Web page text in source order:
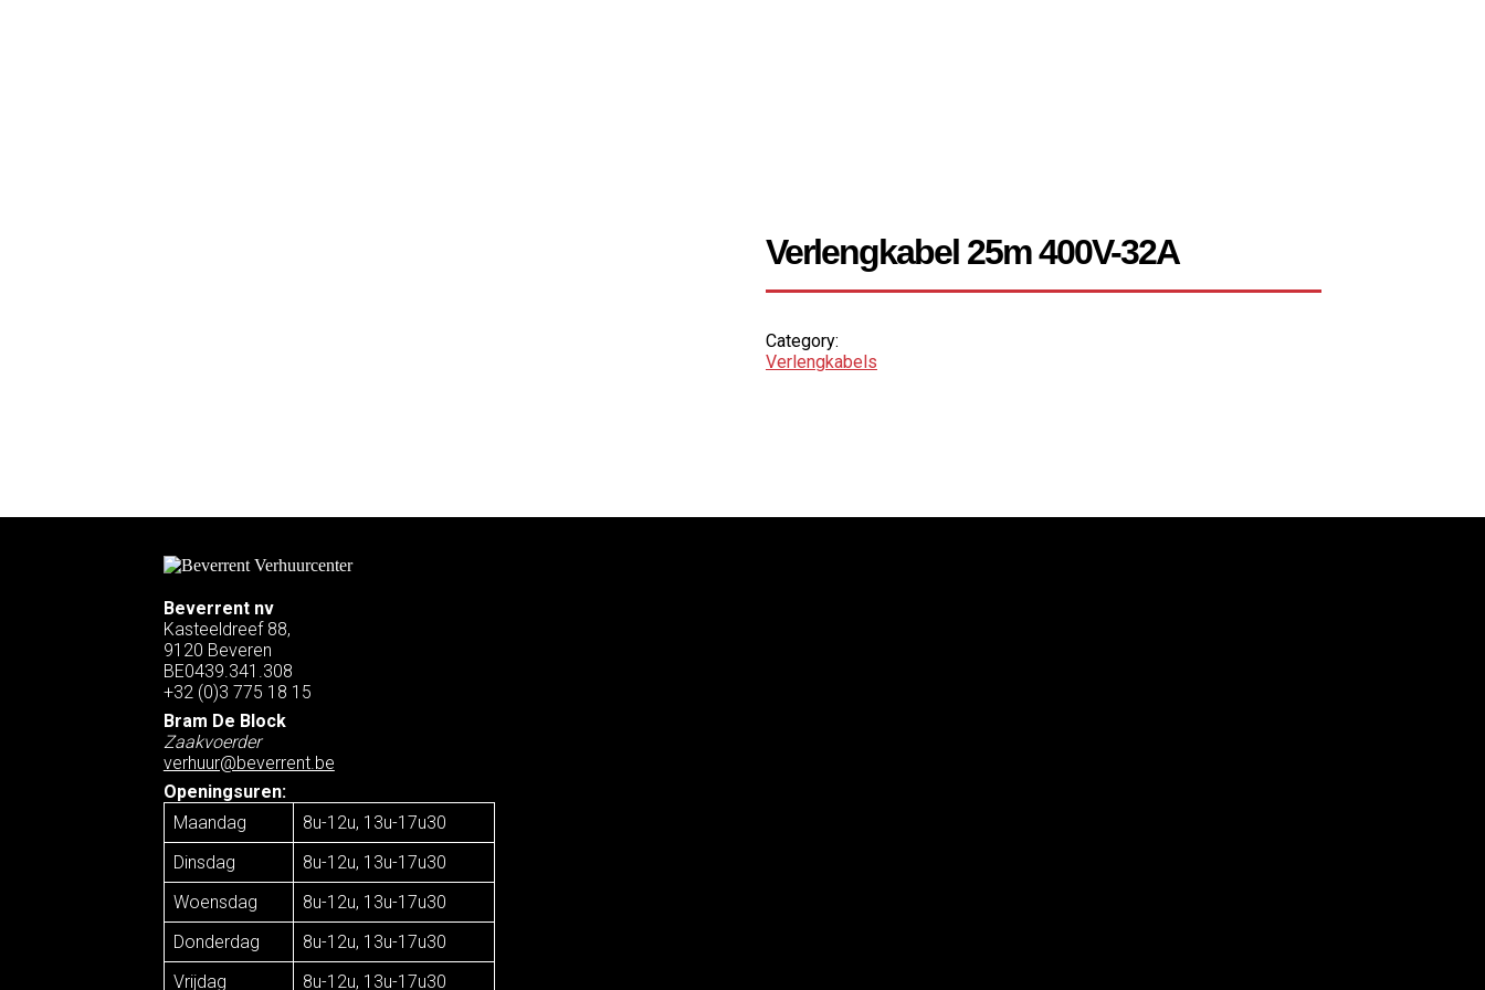
Verlengkabel 25m 400V-32A
Category:
Verlengkabels
Beverrent nv
Kasteeldreef 88,
9120 Beveren
BE0439.341.308
+32 (0)3 775 18 15
Bram De Block
Zaakvoerder
verhuur@beverrent.be
Openingsuren:
Maandag
8u-12u, 13u-17u30
Dinsdag
8u-12u, 13u-17u30
Woensdag
8u-12u, 13u-17u30
Donderdag
8u-12u, 13u-17u30
Vrijdag
8u-12u, 13u-17u30